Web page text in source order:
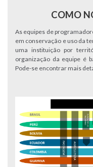
COMO
As equipes de
em conservação e uso da
uma instituição por
organização da equipe é
Pode-se encontrar mais